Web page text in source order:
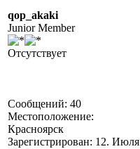
qop_akaki
Junior Member
Отсутствует
Сообщений: 40
Местоположение:
Красноярск
Зарегистрирован: 12. Июля